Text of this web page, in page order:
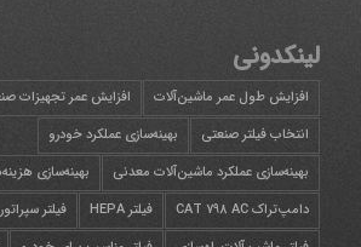
لینکدونی
افزایش طول عمر ماشین‌آلات
افزایش عمر تجهیزات
انتخاب فیلتر صنعتی
بهینه‌سازی عملکرد خودرو
بهینه‌سازی عملکرد ماشین‌آلات معدنی
بهینه‌سازی
دامپ‌تراک CAT 798 AC
فیلتر HEPA
فیلتر سپراتور